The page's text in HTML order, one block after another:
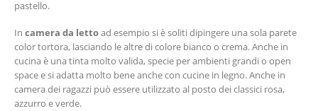
pastello.
In camera da lettoad esempio si è soliti dipingere una sola parete
color tortora, lasciando le altre di colore bianco o crema. Anche in
cucina è una tinta molto valida, specie per ambienti grandi o open
space e si adatta molto bene anche con cucine in legno. Anche in
camera dei ragazzi può essere utilizzato al posto dei classici rosa,
azzurro e verde.